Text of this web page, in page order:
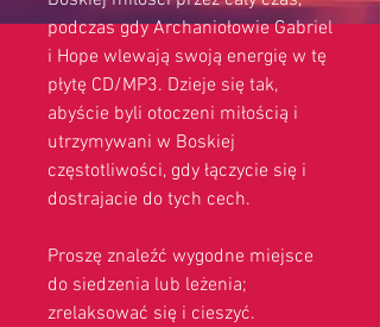
podczas gdy Archaniołowie Gabriel
i Hope wlewają swoją energię w tę
płytę CD/MP3. Dzieje się tak,
abyście byli otoczeni miłością i
utrzymywani w Boskiej
częstotliwości, gdy łączycie się i
dostrajacie do tych cech.
Proszę znaleźć wygodne miejsce
do siedzenia lub leżenia;
zrelaksować się i cieszyć.